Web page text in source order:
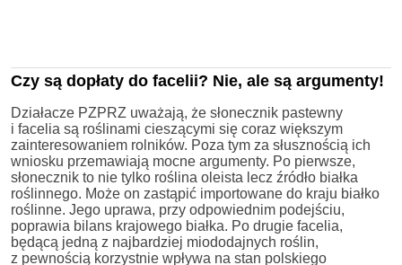
Czy są dopłaty do facelii? Nie, ale są argumenty!
Działacze PZPRZ uważają, że słonecznik pastewny
i facelia są roślinami cieszącymi się coraz większym
zainteresowaniem rolników. Poza tym za słusznością ich
wniosku przemawiają mocne argumenty. Po pierwsze,
słonecznik to nie tylko roślina oleista lecz źródło białka
roślinnego. Może on zastąpić importowane do kraju białko
roślinne. Jego uprawa, przy odpowiednim podejściu,
poprawia bilans krajowego białka. Po drugie facelia,
będącą jedną z najbardziej miododajnych roślin,
z pewnością korzystnie wpływa na stan polskiego